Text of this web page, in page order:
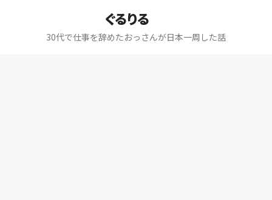
ぐるりる
30代で仕事を辞めたおっさんが日本一周した話